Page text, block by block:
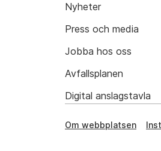
Nyheter
Press och media
Jobba hos oss
Avfallsplanen
Digital anslagstavla
Om webbplatsen